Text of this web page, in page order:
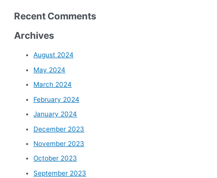
Recent Comments
Archives
August 2024
May 2024
March 2024
February 2024
January 2024
December 2023
November 2023
October 2023
September 2023